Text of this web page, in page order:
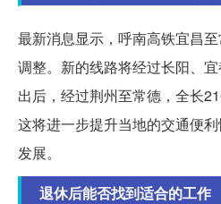
最新消息显示，呼南高铁宜昌
调整。新的线路将经过长阳、
出后，经过荆州至常德，全长
这将进一步提升当地的交通便
发展。
退休后能否找到适合的工作